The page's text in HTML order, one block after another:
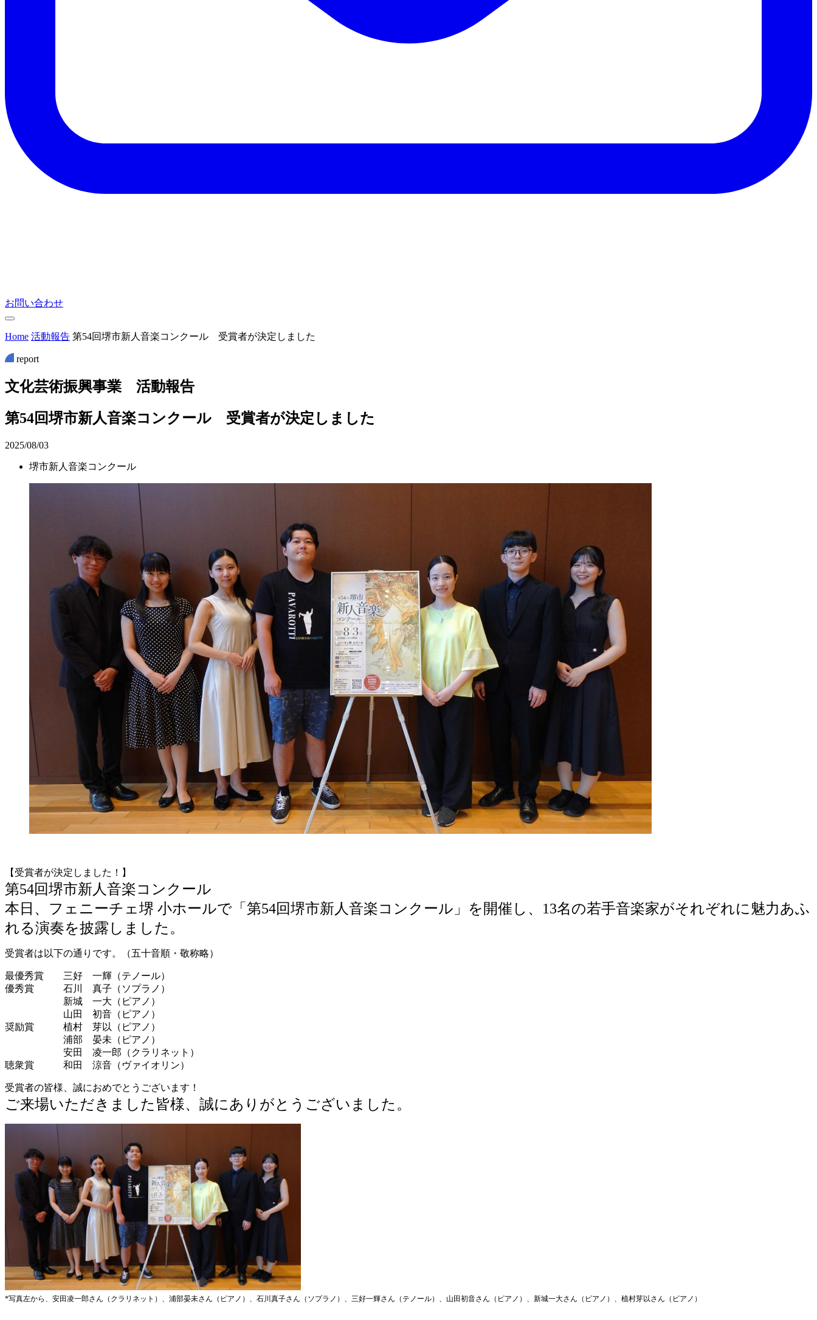
お問い合わせ
Home 活動報告 第54回堺市新人音楽コンクール 受賞者が決定しました
report
文化芸術振興事業 活動報告
第54回堺市新人音楽コンクール 受賞者が決定しました
2025/08/03
堺市新人音楽コンクール
【受賞者が決定しました！】
第54回堺市新人音楽コンクール
本日、フェニーチェ堺 小ホールで「第54回堺市新人音楽コンクール」を開催し、13名の若手音楽家がそれぞれに魅力あふ
れる演奏を披露しました。
受賞者は以下の通りです。（五十音順・敬称略）
最優秀賞 三好 一輝（テノール）
優秀賞 石川 真子（ソプラノ）
新城 一大（ピアノ）
山田 初音（ピアノ）
奨励賞 植村 芽以（ピアノ）
浦部 晏未（ピアノ）
安田 凌一郎（クラリネット）
聴衆賞 和田 涼音（ヴァイオリン）
受賞者の皆様、誠におめでとうございます！
ご来場いただきました皆様、誠にありがとうございました。
*写真左から、安田凌一郎さん（クラリネット）、浦部晏未さん（ピアノ）、石川真子さん（ソプラノ）、三好一輝さん（テノール）、山田初音さん（ピアノ）、新城一大さん（ピアノ）、植村芽以さん（ピアノ）